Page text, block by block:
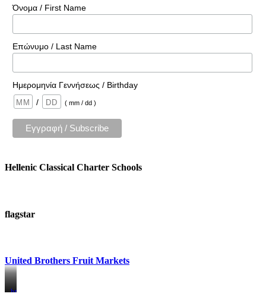
Όνομα / First Name
Επώνυμο / Last Name
Ημερομηνία Γεννήσεως / Birthday
/
( mm / dd )
Hellenic Classical Charter Schools
flagstar
United Brothers Fruit Markets
https://www.unitedbrothersfruitmarkets.com/
https://www.unitedbrothersfruitmarkets.com/